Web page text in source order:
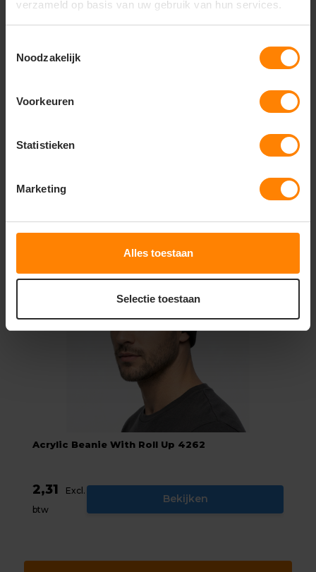
verzameld op basis van uw gebruik van hun services.
Noodzakelijk
Voorkeuren
Statistieken
Marketing
Alles toestaan
Selectie toestaan
Acrylic Beanie With 3M Thinsulate Lining With
btw
Acrylic Beanie With Roll Up 4262
2,31
Excl.
btw
Bekijken